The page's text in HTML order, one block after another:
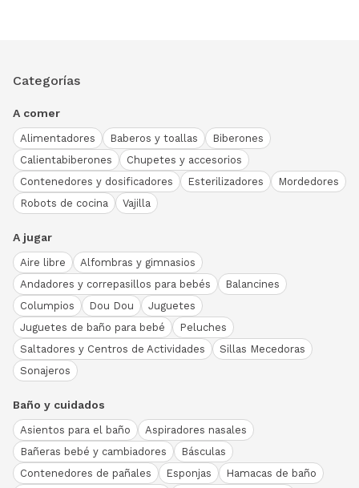
Categorías
A comer
Alimentadores Baberos y toallas
Biberones
Calientabiberones
Chupetes y accesorios
Contenedores y dosificadores
Esterilizadores
Mordedores
Robots de cocina
Vajilla
A jugar
Aire libre
Alfombras y gimnasios
Andadores y correpasillos para bebés
Balancines
Columpios
Dou Dou
Juguetes
Juguetes de baño para bebé
Peluches
Saltadores y Centros de Actividades
Sillas Mecedoras
Sonajeros
Baño y cuidados
Asientos para el baño
Aspiradores nasales
Bañeras bebé y cambiadores
Básculas
Contenedores de pañales
Esponjas
Hamacas de baño